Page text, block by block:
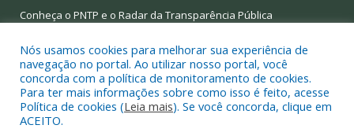
Conheça o PNTP e o Radar da Transparência Pública
Todos os direitos reservados a Prefeitura Municipal de Limoeiro
do Ajuru.
Nós usamos cookies para melhorar sua experiência de
navegação no portal. Ao utilizar nosso portal, você
concorda com a política de monitoramento de cookies.
Para ter mais informações sobre como isso é feito, acesse
Política de cookies (Leia mais). Se você concorda, clique em
ACEITO.